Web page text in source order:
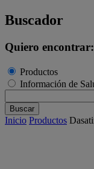
Buscador
Quiero encontrar:
Productos
Información de
Buscar
Inicio Productos